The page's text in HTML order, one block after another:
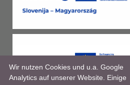
Wir nutzen Cookies und u.a. Google
Analytics auf unserer Website. Einige